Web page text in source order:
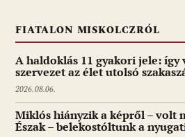
FIATALON MISKOLCZRÓL
A haldoklás 11 gyakori jele: így
szervezet az élet utolsó
2026.08.06.
Miklós hiányzik a képről – volt
Észak – belekostóltunk a